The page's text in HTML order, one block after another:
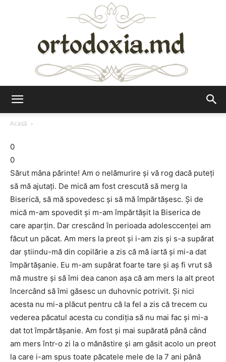
Acasă
0
0
Sărut mâna părinte! Am o nelămurire și vă rog dacă puteți
să mă ajutați. De mică am fost crescută să merg la
Biserică, să mă spovedesc și să mă împărtășesc. Și de
mică m-am spovedit și m-am împărtășit la Biserica de
care aparțin. Dar crescând în perioada adolesccenței am
făcut un păcat. Am mers la preot și i-am zis și s-a supărat
dar știindu-mă din copilărie a zis că mă iartă și mi-a dat
împărtășanie. Eu m-am supărat foarte tare și aș fi vrut să
mă mustre și să îmi dea canon așa că am mers la alt preot
încercând să îmi găsesc un duhovnic potrivit. Și nici
acesta nu mi-a plăcut pentru că la fel a zis că trecem cu
vederea păcatul acesta cu condiția să nu mai fac și mi-a
dat tot împărtășanie. Am fost și mai supărată până când
am mers într-o zi la o mănăstire și am găsit acolo un preot
la care i-am spus toate păcatele mele de la 7 ani până